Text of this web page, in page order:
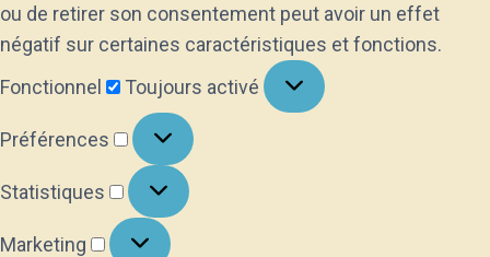
ou de retirer son consentement peut avoir un effet
négatif sur certaines caractéristiques et fonctions.
Fonctionnel
Toujours activé
Préférences
Préférences
Statistiques
Statistiques
Marketing
Marketing